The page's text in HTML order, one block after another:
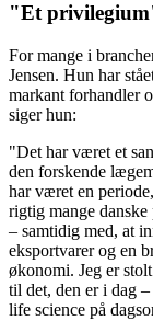
"Et
For mange i
Jensen. Hun har
markant forhandler
siger hun:
"Det har været et
den forskende
har været en
rigtig mange
– samtidig med, at
eksportvarer og en
økonomi. Jeg er
til det, den er i dag
life science på